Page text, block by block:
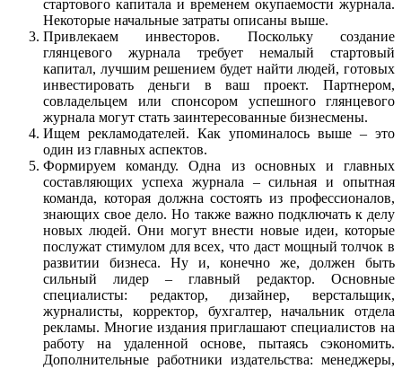
стартового капитала и временем окупаемости журнала.
Некоторые начальные затраты описаны выше.
Привлекаем инвесторов. Поскольку создание
глянцевого журнала требует немалый стартовый
капитал, лучшим решением будет найти людей, готовых
инвестировать деньги в ваш проект. Партнером,
совладельцем или спонсором успешного глянцевого
журнала могут стать заинтересованные бизнесмены.
Ищем рекламодателей. Как упоминалось выше – это
один из главных аспектов.
Формируем команду. Одна из основных и главных
составляющих успеха журнала – сильная и опытная
команда, которая должна состоять из профессионалов,
знающих свое дело. Но также важно подключать к делу
новых людей. Они могут внести новые идеи, которые
послужат стимулом для всех, что даст мощный толчок в
развитии бизнеса. Ну и, конечно же, должен быть
сильный лидер – главный редактор. Основные
специалисты: редактор, дизайнер, верстальщик,
журналисты, корректор, бухгалтер, начальник отдела
рекламы. Многие издания приглашают специалистов на
работу на удаленной основе, пытаясь сэкономить.
Дополнительные работники издательства: менеджеры,